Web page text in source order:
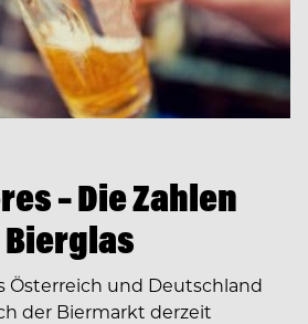
– Die Zahlen
Österreich und Deutschland
der Biermarkt derzeit